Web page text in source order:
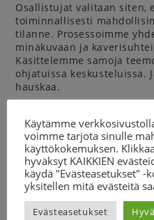
Osallistujat valitaan siten,
toiminnallisesti
tilanne. Prosessoimme
minäkuvaan ja
Käsittelemme samoja
ohjatuissa keskusteluissa.
hauskaa.
pyörteisiin ja
Lue lisää sosiaalisesta
Hakuaika päättyy
Linkki lisätietoihin ja
täältä
Käytämme
voimme tarjota sinulle
käyttökokemuksen.
hyväksyt KAIKKIEN
käydä "Evästeasetukset" -
yksitellen mitä evästeitä
Evästeasetukset